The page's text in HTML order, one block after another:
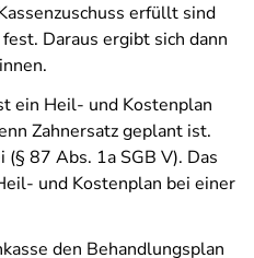
erfüllt sind
Daraus ergibt sich dann
ein Heil- und Kostenplan
Zahnersatz geplant ist.
87 Abs. 1a SGB V). Das
und Kostenplan bei einer
den Behandlungsplan